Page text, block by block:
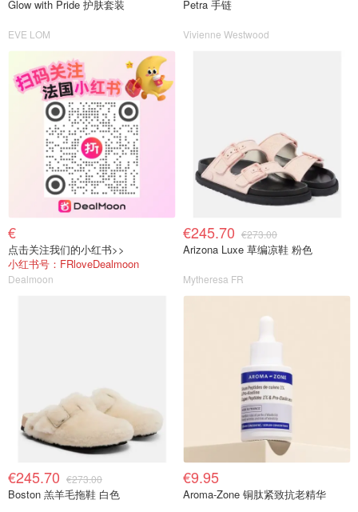
Glow with Pride 护肤套装
EVE LOM
Petra 手链
Vivienne Westwood
€
点击关注我们的小红书>>
小红书号：FRloveDealmoon
Dealmoon
€245.70 €273.00
Arizona Luxe 草编凉鞋 粉色
Mytheresa FR
€245.70 €273.00
Boston 羔羊毛拖鞋 白色
€9.95
Aroma-Zone 铜肽紧致抗老精华